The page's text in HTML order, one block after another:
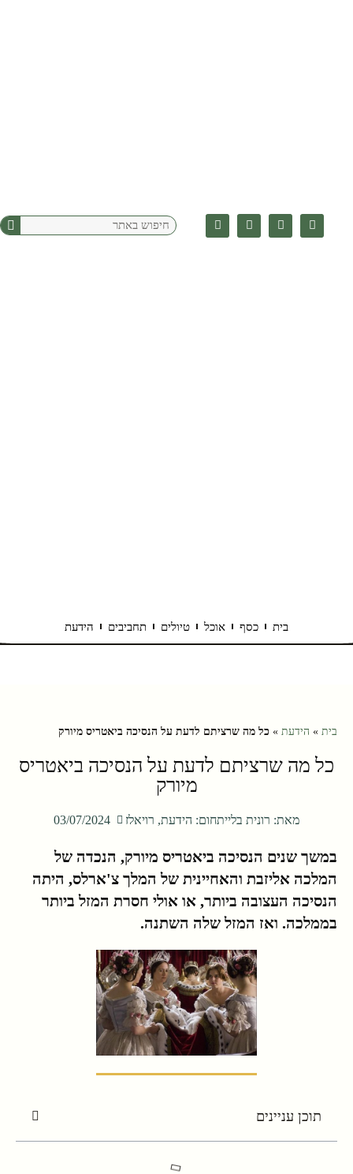
בית כסף אוכל טיולים תחביבים הידעת
בית » הידעת » כל מה שרציתם לדעת על הנסיכה ביאטריס מיורק
כל מה שרציתם לדעת על הנסיכה ביאטריס
מיורק
מאת: רונית בלייתחום: הידעת, רויאלז 03/07/2024
במשך שנים הנסיכה ביאטריס מיורק, הנכדה של
המלכה אליזבת והאחיינית של המלך צ'ארלס, היתה
הנסיכה העצובה ביותר, או אולי חסרת המזל ביותר
בממלכה. ואז המזל שלה השתנה.
תוכן עניינים